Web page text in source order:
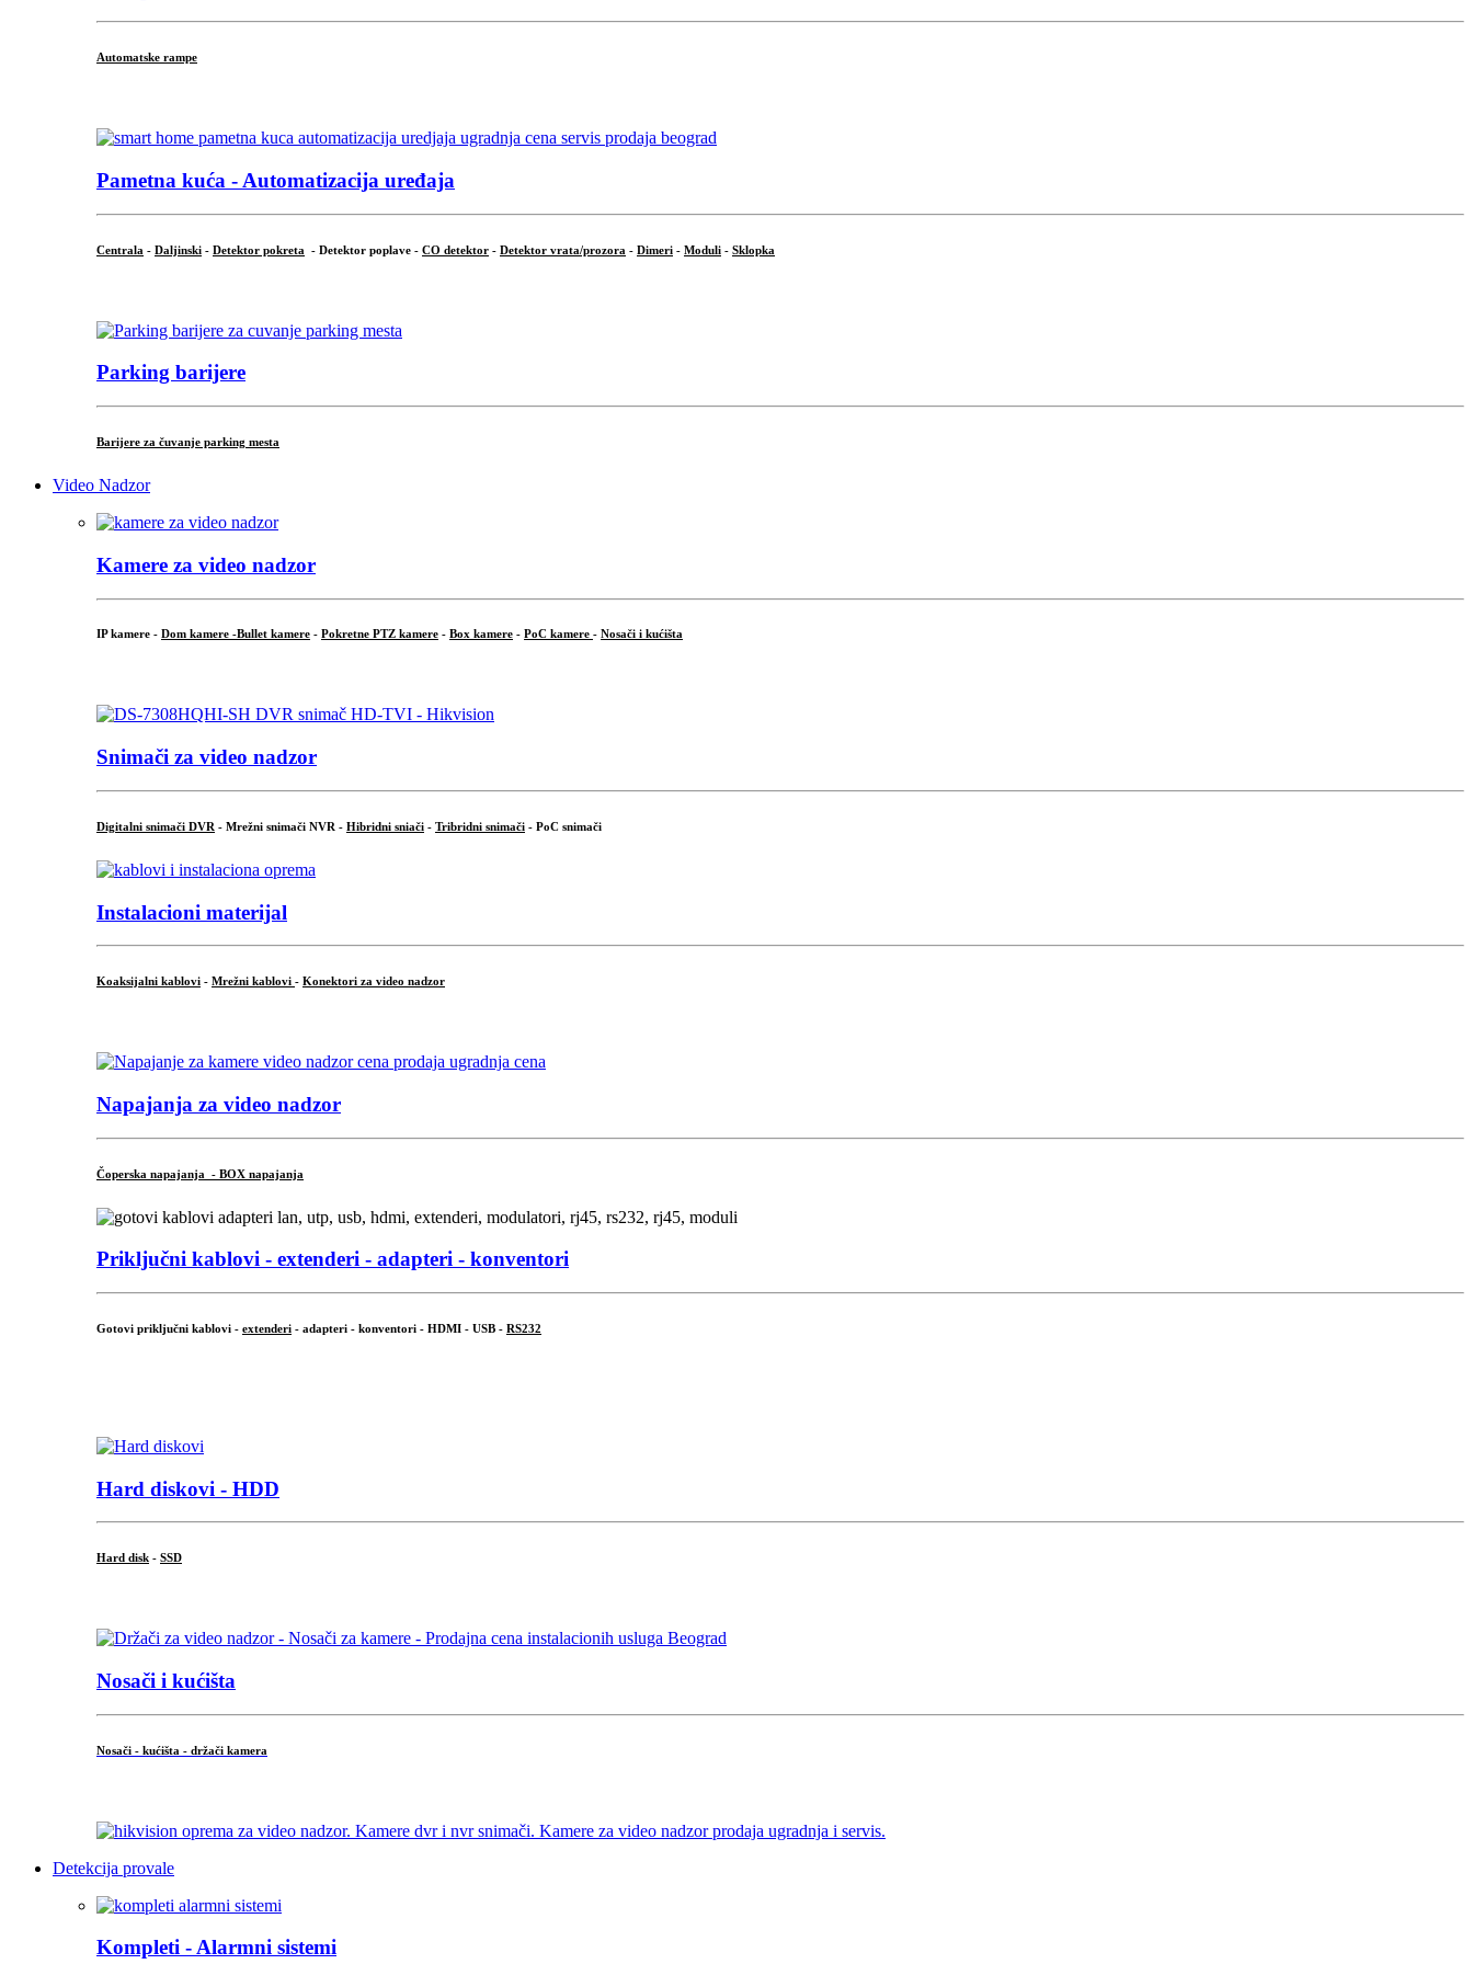
Automatske rampe
Pametna kuća - Automatizacija uređaja
Centrala - Daljinski - Detektor pokreta - Detektor poplave - CO detektor - Detektor vrata/prozora - Dimeri - Moduli - Sklopka
Parking barijere
Barijere za čuvanje parking mesta
Video Nadzor
Kamere za video nadzor
IP kamere - Dom kamere -Bullet kamere - Pokretne PTZ kamere - Box kamere - PoC kamere - Nosači i kućišta
Snimači za video nadzor
Digitalni snimači DVR - Mrežni snimači NVR - Hibridni sniači - Tribridni snimači - PoC snimači
Instalacioni materijal
Koaksijalni kablovi - Mrežni kablovi - Konektori za video nadzor
Napajanja za video nadzor
Čoperska napajanja - BOX napajanja
Priključni kablovi - extenderi - adapteri - konventori
Gotovi priključni kablovi - extenderi - adapteri - konventori - HDMI - USB - RS232
Hard diskovi - HDD
Hard disk - SSD
Nosači i kućišta
Nosači - kućišta - držači kamera
Detekcija provale
Kompleti - Alarmni sistemi